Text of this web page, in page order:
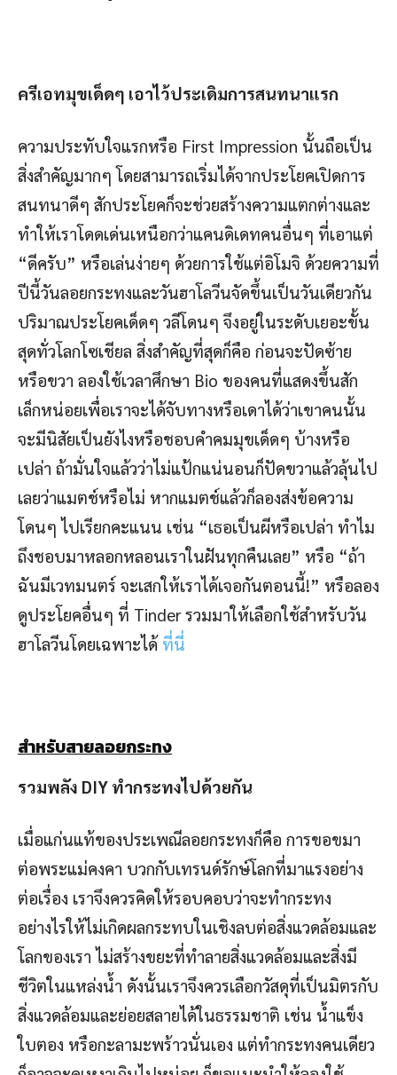
ครีเอทมุขเด็ดๆ เอาไว้ประเดิมการสนทนาแรก
ความประทับใจแรกหรือ First Impression นั้นถือเป็น
สิ่งสำคัญมากๆ โดยสามารถเริ่มได้จากประโยคเปิดการ
สนทนาดีๆ สักประโยคก็จะช่วยสร้างความแตกต่างและ
ทำให้เราโดดเด่นเหนือกว่าแคนดิเดทคนอื่นๆ ที่เอาแต่
“ดีครับ” หรือเล่นง่ายๆ ด้วยการใช้แต่อิโมจิ ด้วยความที่
ปีนี้วันลอยกระทงและวันฮาโลวีนจัดขึ้นเป็นวันเดียวกัน
ปริมาณประโยคเด็ดๆ วลีโดนๆ จึงอยู่ในระดับเยอะขั้น
สุดทั่วโลกโซเชียล สิ่งสำคัญที่สุดก็คือ ก่อนจะปัดซ้าย
หรือขวา ลองใช้เวลาศึกษา Bio ของคนที่แสดงขึ้นสัก
เล็กหน่อยเพื่อเราจะได้จับทางหรือเดาได้ว่าเขาคนนั้น
จะมีนิสัยเป็นยังไงหรือชอบคำคมมุขเด็ดๆ บ้างหรือ
เปล่า ถ้ามั่นใจแล้วว่าไม่แป้กแน่นอนก็ปัดขวาแล้วลุ้นไป
เลยว่าแมตช์หรือไม่ หากแมตช์แล้วก็ลองส่งข้อความ
โดนๆ ไปเรียกคะแนน เช่น “เธอเป็นผีหรือเปล่า ทำไม
ถึงชอบมาหลอกหลอนเราในฝันทุกคืนเลย” หรือ “ถ้า
ฉันมีเวทมนตร์ จะเสกให้เราได้เจอกันตอนนี้!” หรือลอง
ดูประโยคอื่นๆ ที่ Tinder รวมมาให้เลือกใช้สำหรับวัน
ฮาโลวีนโดยเฉพาะได้ ที่นี่
สำหรับสายลอยกระทง
รวมพลัง DIY ทำกระทงไปด้วยกัน
เมื่อแก่นแท้ของประเพณีลอยกระทงก็คือ การขอขมา
ต่อพระแม่คงคา บวกกับเทรนด์รักษ์โลกที่มาแรงอย่าง
ต่อเรื่อง เราจึงควรคิดให้รอบคอบว่าจะทำกระทง
อย่างไรให้ไม่เกิดผลกระทบในเชิงลบต่อสิ่งแวดล้อมและ
โลกของเรา ไม่สร้างขยะที่ทำลายสิ่งแวดล้อมและสิ่งมี
ชีวิตในแหล่งน้ำ ดังนั้นเราจึงควรเลือกวัสดุที่เป็นมิตรกับ
สิ่งแวดล้อมและย่อยสลายได้ในธรรมชาติ เช่น น้ำแข็ง
ใบตอง หรือกะลามะพร้าวนั่นเอง แต่ทำกระทงคนเดียว